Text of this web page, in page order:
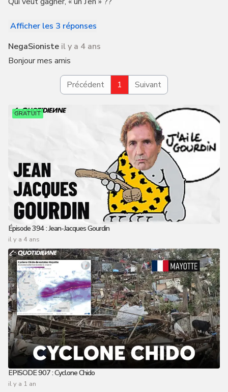
Afficher les 3 réponses
NegaSioniste il y a 4 ans
Bonjour mes amis
Précédent 1 Suivant
GRATUIT
Épisode 394 : Jean-Jacques Gourdin
il y a 4 ans
EPISODE 907 : Cyclone Chido
il y a 1 an